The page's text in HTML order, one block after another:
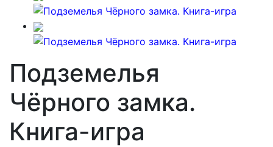
Подземелья
Чёрного замка.
Книга-игра